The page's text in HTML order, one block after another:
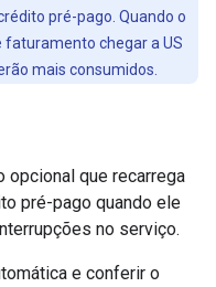
pré-pago. Quando o
faturamento chegar a US
mais consumidos.
opcional que recarrega
pré-pago quando ele
no serviço.
e conferir o